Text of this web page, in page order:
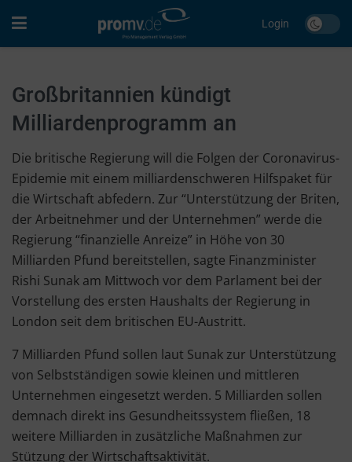
Login
Großbritannien kündigt
Milliardenprogramm an
Die britische Regierung will die Folgen der Coronavirus-
Epidemie mit einem milliardenschweren Hilfspaket für
die Wirtschaft abfedern. Zur “Unterstützung der Briten,
der Arbeitnehmer und der Unternehmen” werde die
Regierung “finanzielle Anreize” in Höhe von 30
Milliarden Pfund bereitstellen, sagte Finanzminister
Rishi Sunak am Mittwoch vor dem Parlament bei der
Vorstellung des ersten Haushalts der Regierung in
London seit dem britischen EU-Austritt.
7 Milliarden Pfund sollen laut Sunak zur Unterstützung
von Selbstständigen sowie kleinen und mittleren
Unternehmen eingesetzt werden. 5 Milliarden sollen
demnach direkt ins Gesundheitssystem fließen, 18
weitere Milliarden in zusätzliche Maßnahmen zur
Stützung der Wirtschaftsaktivität.